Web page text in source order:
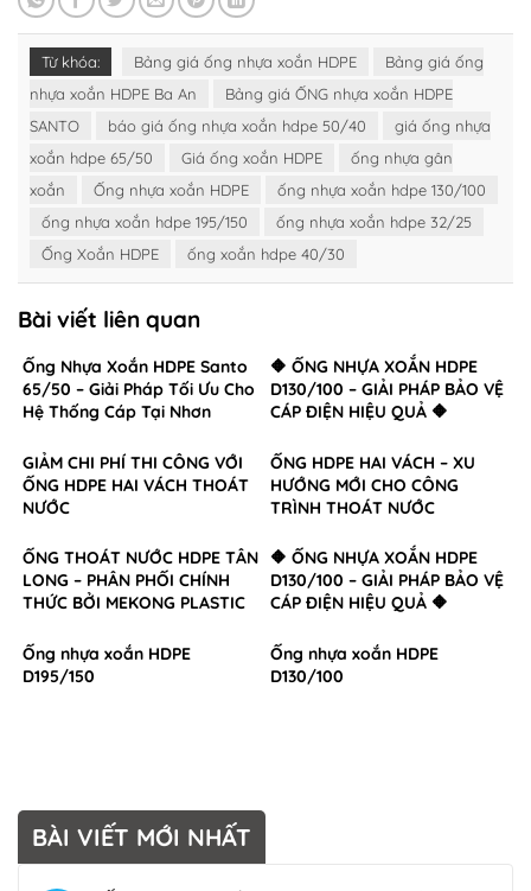
Từ khóa: Bảng giá ống nhựa xoắn HDPE
Bảng giá ống
nhựa xoắn HDPE Ba An
Bảng giá ỐNG nhựa xoắn HDPE
SANTO
báo giá ống nhựa xoắn hdpe 50/40
giá ống nhựa
xoắn hdpe 65/50
Giá ống xoắn HDPE
ống nhựa gân
xoắn
Ống nhựa xoắn HDPE
ống nhựa xoắn hdpe 130/100
ống nhựa xoắn hdpe 195/150
ống nhựa xoắn hdpe 32/25
Ống Xoắn HDPE
ống xoắn hdpe 40/30
Bài viết liên quan
Ống Nhựa Xoắn HDPE Santo
65/50 – Giải Pháp Tối Ưu Cho
Hệ Thống Cáp Tại Nhơn
🔶 ỐNG NHỰA XOẮN HDPE
D130/100 – GIẢI PHÁP BẢO VỆ
CÁP ĐIỆN HIỆU QUẢ 🔶
GIẢM CHI PHÍ THI CÔNG VỚI
ỐNG HDPE HAI VÁCH THOÁT
NƯỚC
ỐNG HDPE HAI VÁCH – XU
HƯỚNG MỚI CHO CÔNG
TRÌNH THOÁT NƯỚC
ỐNG THOÁT NƯỚC HDPE TÂN
LONG – PHÂN PHỐI CHÍNH
THỨC BỞI MEKONG PLASTIC
🔶 ỐNG NHỰA XOẮN HDPE
D130/100 – GIẢI PHÁP BẢO VỆ
CÁP ĐIỆN HIỆU QUẢ 🔶
Ống nhựa xoắn HDPE
D195/150
Ống nhựa xoắn HDPE
D130/100
BÀI VIẾT MỚI NHẤT